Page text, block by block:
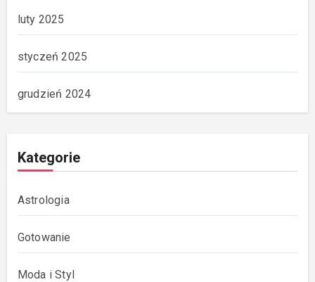
luty 2025
styczeń 2025
grudzień 2024
Kategorie
Astrologia
Gotowanie
Moda i Styl